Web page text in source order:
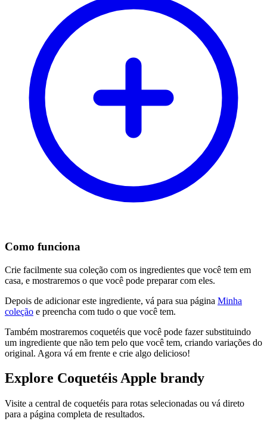
Como funciona
Crie facilmente sua coleção com os ingredientes que você tem em
casa, e mostraremos o que você pode preparar com eles.
Depois de adicionar este ingrediente, vá para sua página Minha
coleção e preencha com tudo o que você tem.
Também mostraremos coquetéis que você pode fazer substituindo
um ingrediente que não tem pelo que você tem, criando variações do
original. Agora vá em frente e crie algo delicioso!
Explore Coquetéis Apple brandy
Visite a central de coquetéis para rotas selecionadas ou vá direto
para a página completa de resultados.